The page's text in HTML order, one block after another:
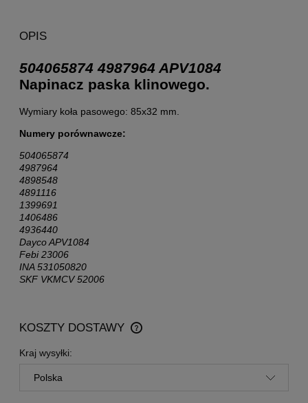
OPIS
504065874 4987964 APV1084
Napinacz paska klinowego.
Wymiary koła pasowego: 85x32 mm.
Numery porównawcze:
504065874
4987964
4898548
4891116
1399691
1406486
4936440
Dayco APV1084
Febi 23006
INA 531050820
SKF VKMCV 52006
KOSZTY DOSTAWY
CENA NIE ZAWIERA EWENTUALNYCH KOSZTÓW
PŁATNOŚCI
Kraj wysyłki: